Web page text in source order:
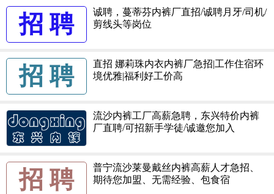
招 聘
诚聘，蔓蒂芬内裤厂直招/诚聘月牙/司机/
剪线头等岗位
招 聘
直招 娜莉珠内衣内裤厂急招|工作住宿环
境优雅|福利好工价高
流沙内裤工厂高薪急聘，东兴特价内裤
厂直聘/可招新手学徒/诚邀您加入
招 聘
普宁流沙莱曼戴丝内裤高薪人才急招、
期待您加盟、无需经验、包食宿